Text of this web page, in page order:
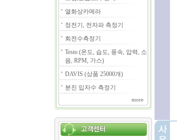
열화상카메라
정전기, 전자파 측정기
회전수측정기
Testo (온도, 습도, 풍속, 압력, 소
음, RPM, 가스)
DAVIS (상품 25000개)
분진 입자수 측정기
more